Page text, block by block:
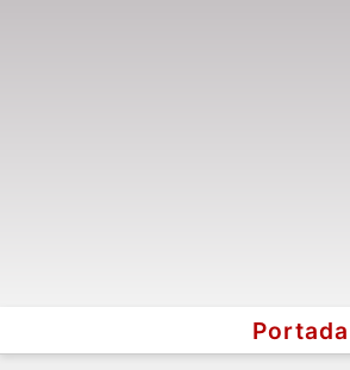
Portada